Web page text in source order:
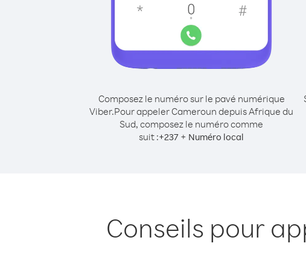
Composez le numéro sur le pavé numérique
Viber.Pour appeler Cameroun depuis Afrique du
Sud, composez le numéro comme
suit :+237 + Numéro local
Conseils pour